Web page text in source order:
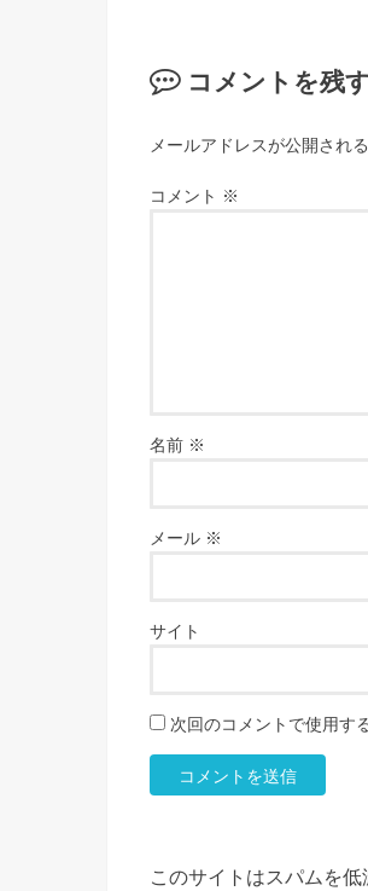
コメントを残
メールアドレスが公開され
コメント ※
名前 ※
メール ※
サイト
次回のコメントで使用す
このサイトはスパムを